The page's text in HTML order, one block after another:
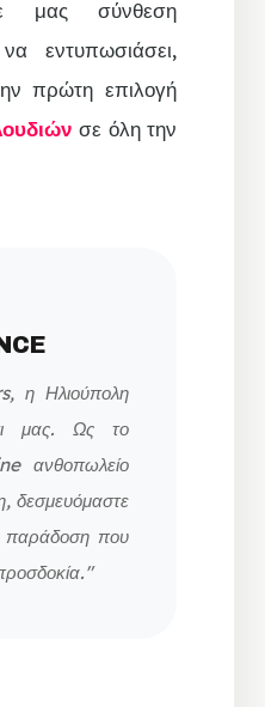
μας σύνθεση
να εντυπωσιάσει,
πρώτη επιλογή
σε όλη την
η Ηλιούπολη
μας. Ως το
ανθοπωλείο
δεσμευόμαστε
παράδοση που